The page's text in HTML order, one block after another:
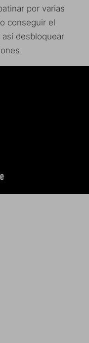
por varias
conseguir el
desbloquear